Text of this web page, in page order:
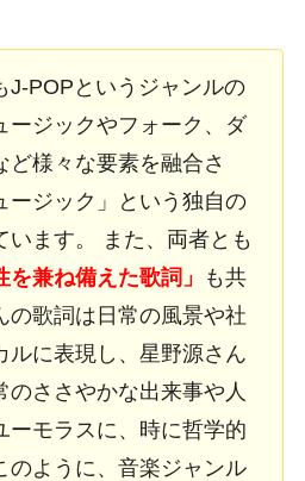
J-POPというジャンルの
ージックやフォーク、ダ
ど様々な要素を融合さ
ージック」という独自の
います。 また、両者とも
を兼ね備えた歌詞」
も共
の歌詞は日常の風景や社
ルに表現し、星野源さん
のささやかな出来事や人
ーモラスに、時に哲学的
のように、音楽ジャンル